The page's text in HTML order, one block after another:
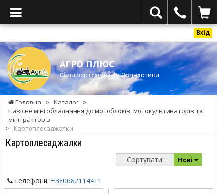
Вхід
АГРО ПЛЮС
Cільгосптехніка та Запчастини
Головна > Каталог >
Навісне міні обладнання до мотоблоків, мотокультиваторів та
мінітракторів
>
Картоплесаджалки
Картоплесаджалки
Сортувати: Нові
Телефони: +380682114411